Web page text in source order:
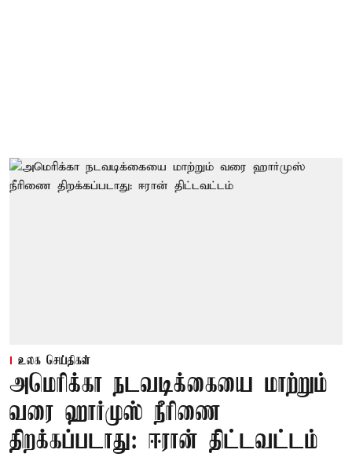
உலக செய்திகள்
அமெரிக்கா நடவடிக்கையை மாற்றும்
வரை ஹார்முஸ் நீரிணை
திறக்கப்படாது: ஈரான் திட்டவட்டம்